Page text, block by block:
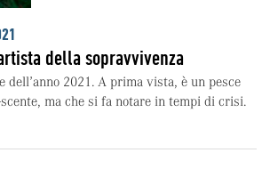
della sopravvivenza
dell’anno 2021. A prima vista, è un pesce
ma che si fa notare in tempi di crisi.